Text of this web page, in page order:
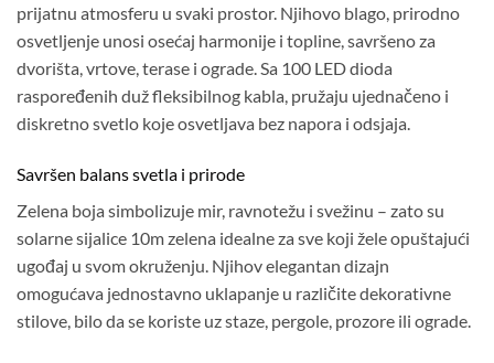
prijatnu atmosferu u svaki prostor. Njihovo blago, prirodno
osvetljenje unosi osećaj harmonije i topline, savršeno za
dvorišta, vrtove, terase i ograde. Sa 100 LED dioda
raspoređenih duž fleksibilnog kabla, pružaju ujednačeno i
diskretno svetlo koje osvetljava bez napora i odsjaja.
Savršen balans svetla i prirode
Zelena boja simbolizuje mir, ravnotežu i svežinu – zato su
solarne sijalice 10m zelena idealne za sve koji žele opuštajući
ugođaj u svom okruženju. Njihov elegantan dizajn
omogućava jednostavno uklapanje u različite dekorativne
stilove, bilo da se koriste uz staze, pergole, prozore ili ograde.